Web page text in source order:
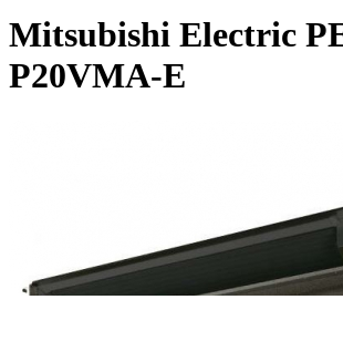
Mitsubishi Electric
P20VMA-E